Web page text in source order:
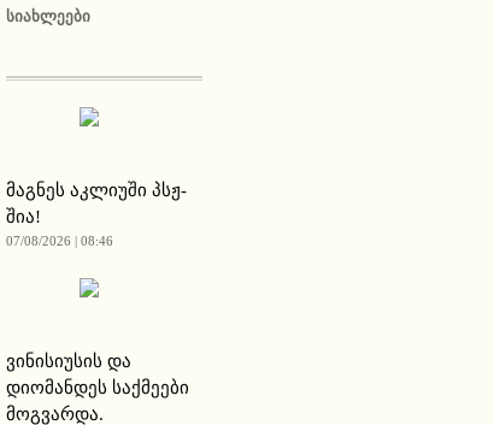
ᲡᲘᲐᲮᲚᲔᲔᲑᲘ
მაგნეს აკლიუში პსჟ-
შია!
07/08/2026 | 08:46
ვინისიუსის და
დიომანდეს საქმეები
მოგვარდა.